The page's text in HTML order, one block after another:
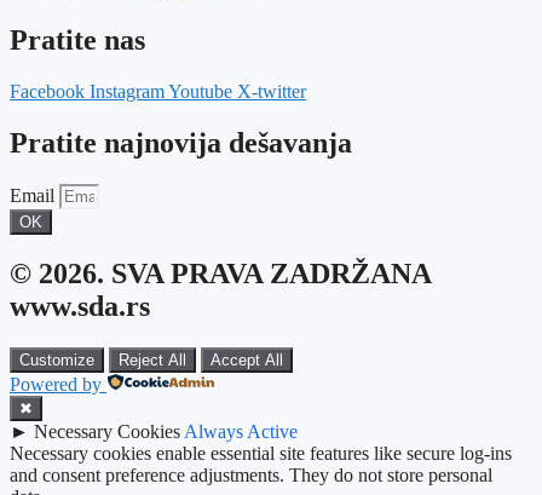
Pratite nas
Facebook InstagramYoutube X-twitter
Pratite najnovija dešavanja
Email
OK
© 2026. SVA PRAVA ZADRŽANA
www.sda.rs
Customize Reject All Accept All
Powered by
✖
► Necessary Cookies Always Active
Necessary cookies enable essential site features like secure log-ins
and consent preference adjustments. They do not store personal